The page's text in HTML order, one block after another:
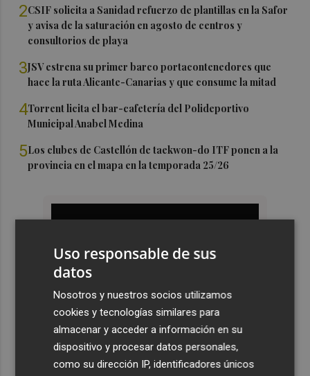
2CSIF solicita a Sanidad refuerzo de plantillas en la Safor
y avisa de la saturación en agosto de centros y
consultorios de playa
3JSV estrena su primer barco portacontenedores que
hace la ruta Alicante-Canarias y que consume la mitad
4Torrent licita el bar-cafetería del Polideportivo
Municipal Anabel Medina
5Los clubes de Castellón de taekwon-do ITF ponen a la
provincia en el mapa en la temporada 25/26
Uso responsable de sus
datos
Nosotros y nuestros socios utilizamos
cookies y tecnologías similares para
almacenar y acceder a información en su
dispositivo y procesar datos personales,
como su dirección IP, identificadores únicos